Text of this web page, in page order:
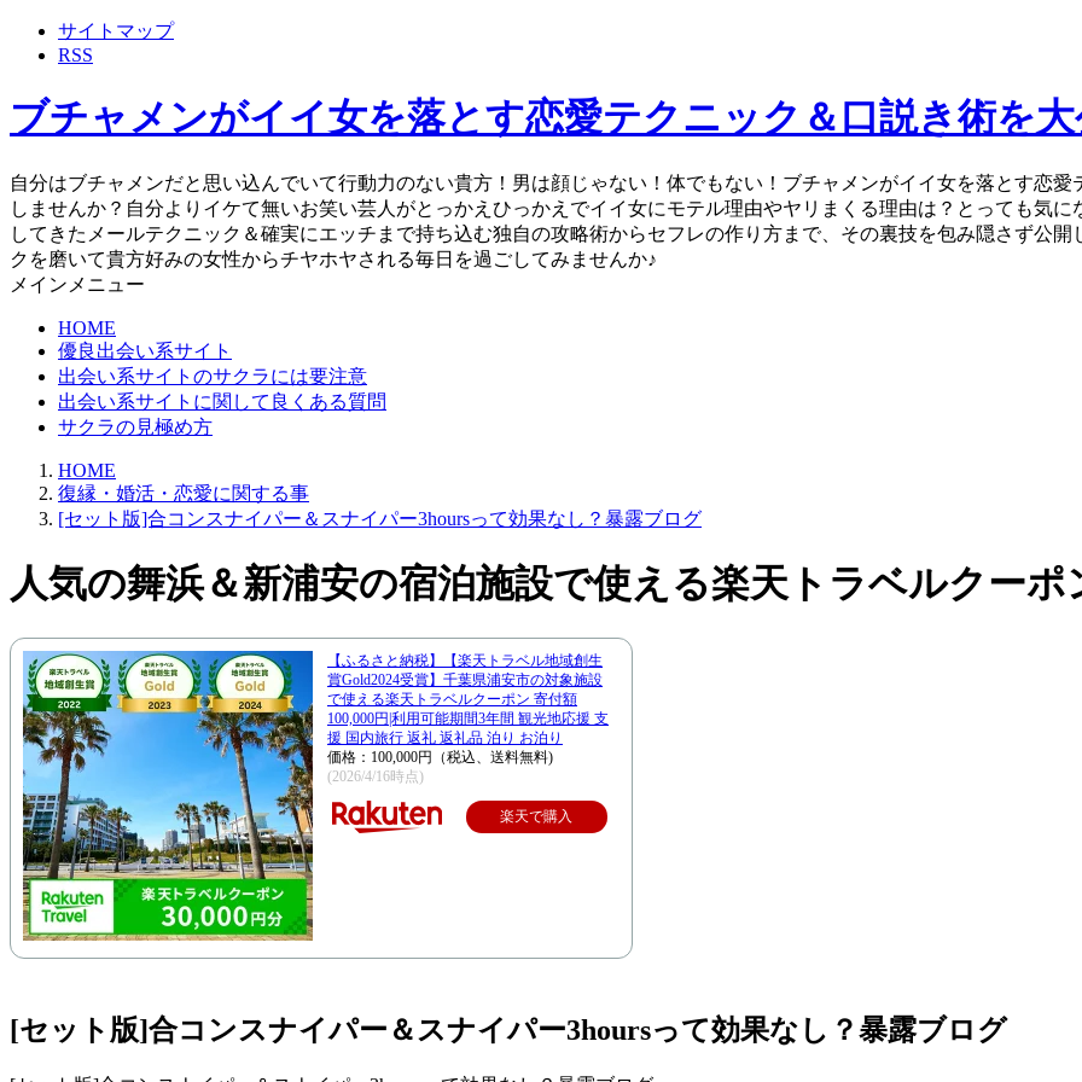
サイトマップ
RSS
ブチャメンがイイ女を落とす恋愛テクニック＆口説き術を大
自分はブチャメンだと思い込んでいて行動力のない貴方！男は顔じゃない！体でもない！ブチャメンがイイ女を落とす恋
しませんか？自分よりイケて無いお笑い芸人がとっかえひっかえでイイ女にモテル理由やヤリまくる理由は？とっても気
してきたメールテクニック＆確実にエッチまで持ち込む独自の攻略術からセフレの作り方まで、その裏技を包み隠さず公
クを磨いて貴方好みの女性からチヤホヤされる毎日を過ごしてみませんか♪
メインメニュー
HOME
優良出会い系サイト
出会い系サイトのサクラには要注意
出会い系サイトに関して良くある質問
サクラの見極め方
HOME
復縁・婚活・恋愛に関する事
[セット版]合コンスナイパー＆スナイパー3hoursって効果なし？暴露ブログ
人気の舞浜＆新浦安の宿泊施設で使える楽天トラベルクーポ
【ふるさと納税】【楽天トラベル地域創生
賞Gold2024受賞】千葉県浦安市の対象施設
で使える楽天トラベルクーポン 寄付額
100,000円|利用可能期間3年間 観光地応援 支
援 国内旅行 返礼 返礼品 泊り お泊り
価格：100,000円（税込、送料無料)
(2026/4/16時点)
楽天で購入
[セット版]合コンスナイパー＆スナイパー3hoursって効果なし？暴露ブログ